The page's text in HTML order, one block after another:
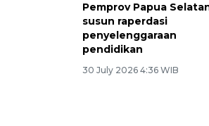
Pemprov Papua
susun raperdasi
penyelenggaraan
pendidikan
30 July 2026 4:36 WIB